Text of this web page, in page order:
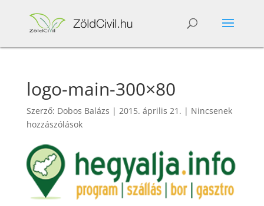
logo-main-300×80
Szerző: Dobos Balázs | 2015. április 21. | Nincsenek
hozzászólások